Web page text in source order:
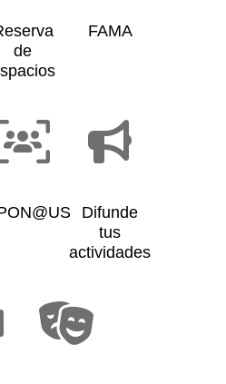
de
FAMA
Difunde
tus
actividades